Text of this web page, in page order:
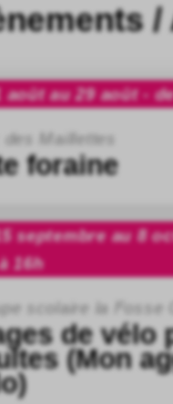
/
août au 29 août -
des Maillettes
foraine
septembre au 8
16h
scolaire la Fosse
de vélo
(Mon